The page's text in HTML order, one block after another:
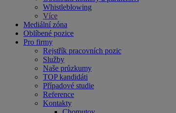
Whistleblowing
Více
Mediální zóna
Oblíbené pozice
Pro firmy
Rejstřík pracovních pozic
Služby
Naše průzkumy
TOP kandidáti
Případové studie
Reference
Kontakty